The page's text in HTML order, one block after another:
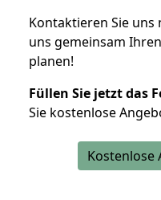
Kontaktieren Sie uns
uns gemeinsam
planen!
Füllen Sie jetzt das
Sie kostenlose
Kostenlose